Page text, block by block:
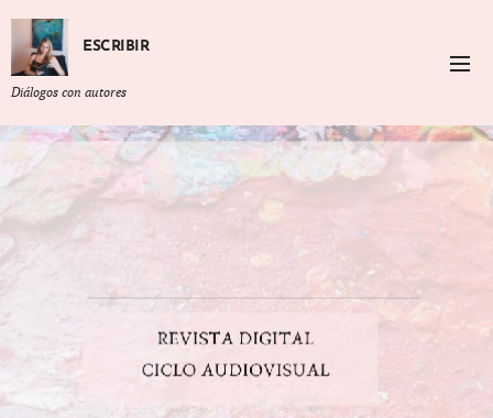
ESCRIBIR
Diálogos con autores